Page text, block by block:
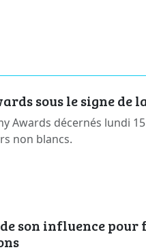
sous le signe de
Awards décernés lundi
non blancs.
son influence